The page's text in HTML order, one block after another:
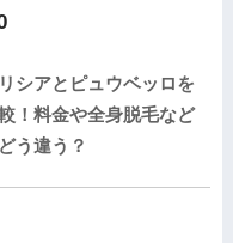
シアとピュウベッロを
！料金や全身脱毛など
う違う？